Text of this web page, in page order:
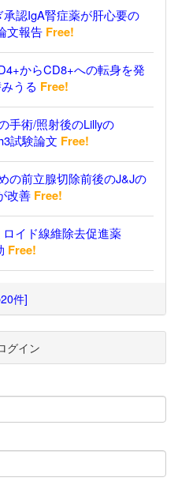
承認IgA腎症薬が肝心要の
文報告 Free!
からCD8+への転身を発
うる Free!
手術/照射後のLillyの
試験論文 Free!
の前立腺切除前後のJ&Jの
改善 Free!
イド線維除去促進薬
Free!
件]
グイン